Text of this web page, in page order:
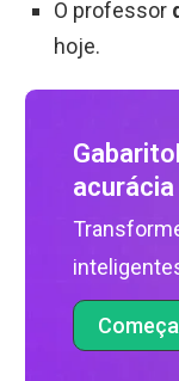
O professor
hoje.
acurácia